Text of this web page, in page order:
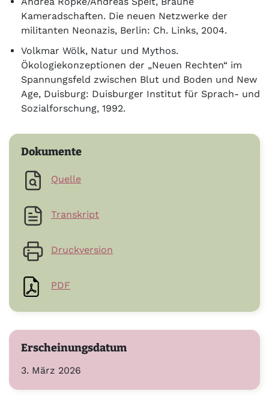
Kameradschaften. Die neuen Netzwerke der
militanten Neonazis, Berlin: Ch. Links, 2004.
Volkmar Wölk, Natur und Mythos.
Ökologiekonzeptionen der „Neuen Rechten“ im
Spannungsfeld zwischen Blut und Boden und New
Age, Duisburg: Duisburger Institut für Sprach- und
Sozialforschung, 1992.
Dokumente
Quelle
Transkript
Druckversion
PDF
Erscheinungsdatum
3. März 2026